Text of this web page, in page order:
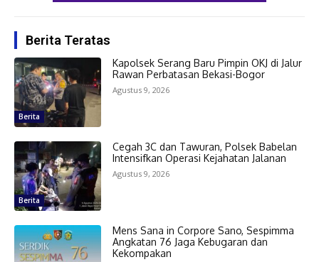
Berita Teratas
Berita
Kapolsek Serang Baru Pimpin OKJ di Jalur
Rawan Perbatasan Bekasi-Bogor
Agustus 9, 2026
Berita
Cegah 3C dan Tawuran, Polsek Babelan
Intensifkan Operasi Kejahatan Jalanan
Agustus 9, 2026
Mens Sana in Corpore Sano, Sespimma
Angkatan 76 Jaga Kebugaran dan
Kekompakan